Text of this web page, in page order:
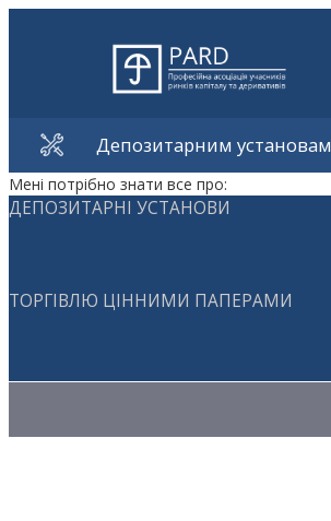
Депозитарним установам
Мені потрібно знати все про:
ДЕПОЗИТАРНІ УСТАНОВИ
ТОРГІВЛЮ ЦІННИМИ ПАПЕРАМИ